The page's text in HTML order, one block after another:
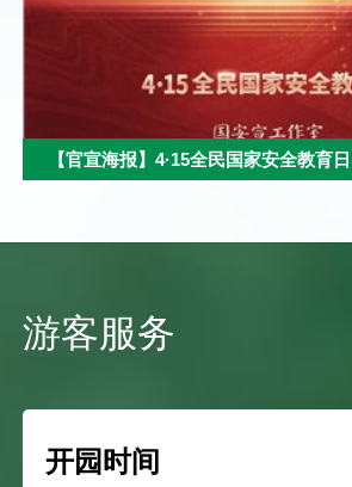
【官宣海报】4·15全民国家安全教育日
游客服务
开园时间